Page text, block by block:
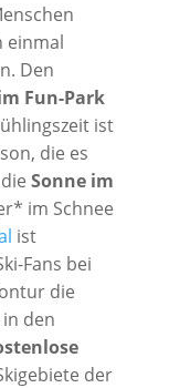
einmal
Den
Fun-Park
ist
die es
Sonne im
im Schnee
ist
Fans bei
die
den
der